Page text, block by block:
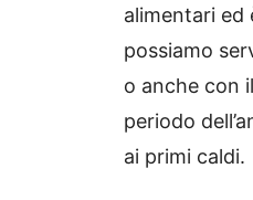
alimentari ed
possiamo
o anche con il
periodo
ai primi caldi.